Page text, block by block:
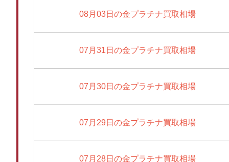
08月03日の金プラチナ買取相場
07月31日の金プラチナ買取相場
07月30日の金プラチナ買取相場
07月29日の金プラチナ買取相場
07月28日の金プラチナ買取相場